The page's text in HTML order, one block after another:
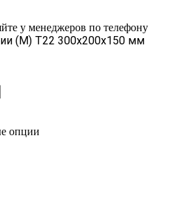
у менеджеров по телефону
(M) Т22 300x200x150 мм
опции